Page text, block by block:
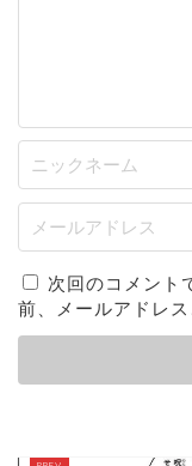
次回のコメント
前、メールアドレス